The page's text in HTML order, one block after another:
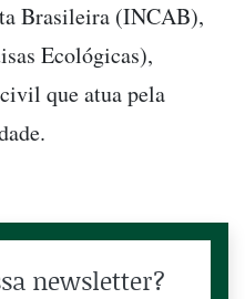
Brasileira (INCAB),
Ecológicas),
que atua pela
newsletter?